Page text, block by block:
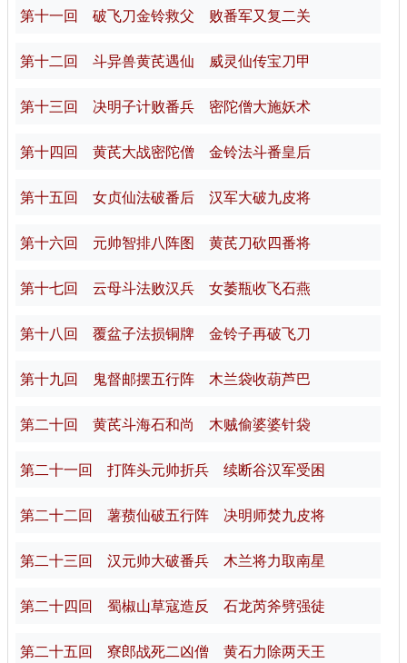
第十一回 破飞刀金铃救父 败番军又复二关
第十二回 斗异兽黄芪遇仙 威灵仙传宝刀甲
第十三回 决明子计败番兵 密陀僧大施妖术
第十四回 黄芪大战密陀僧 金铃法斗番皇后
第十五回 女贞仙法破番后 汉军大破九皮将
第十六回 元帅智排八阵图 黄芪刀砍四番将
第十七回 云母斗法败汉兵 女萎瓶收飞石燕
第十八回 覆盆子法损铜牌 金铃子再破飞刀
第十九回 鬼督邮摆五行阵 木兰袋收葫芦巴
第二十回 黄芪斗海石和尚 木贼偷婆婆针袋
第二十一回 打阵头元帅折兵 续断谷汉军受困
第二十二回 薯蓣仙破五行阵 决明师焚九皮将
第二十三回 汉元帅大破番兵 木兰将力取南星
第二十四回 蜀椒山草寇造反 石龙芮斧劈强徒
第二十五回 寮郎战死二凶僧 黄石力除两天王